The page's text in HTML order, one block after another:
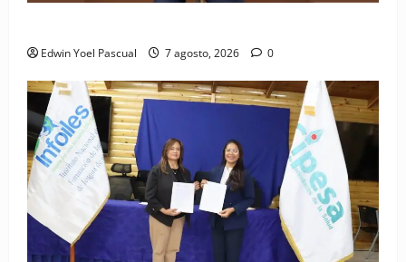
Edwin Yoel Pascual 7 agosto, 2026 0